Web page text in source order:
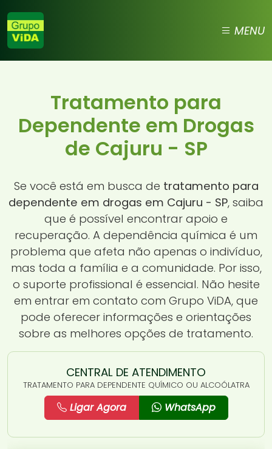
MENU
Tratamento para
Dependente em Drogas
de Cajuru - SP
Se você está em busca de tratamento para
dependente em drogas em Cajuru - SP, saiba
que é possível encontrar apoio e
recuperação. A dependência química é um
problema que afeta não apenas o indivíduo,
mas toda a família e a comunidade. Por isso,
o suporte profissional é essencial. Não hesite
em entrar em contato com Grupo ViDA, que
pode oferecer informações e orientações
sobre as melhores opções de tratamento.
CENTRAL DE ATENDIMENTO
TRATAMENTO PARA DEPENDENTE QUÍMICO OU ALCOÓLATRA
Ligar Agora WhatsApp